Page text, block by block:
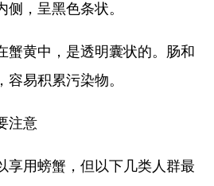
，呈黑色条状。
黄中，是透明囊状的。肠和
易积累污染物。
注意
用螃蟹，但以下几类人群最